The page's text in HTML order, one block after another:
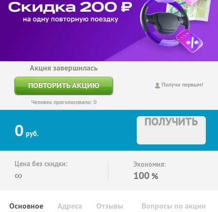
Получи первым!
Акция завершилась
ПОВТОРИТЬ АКЦИЮ
Человек проголосовало: 0
0 руб.
ПОЛУЧИТЬ
Цена без скидки:
∞
Экономия:
100 %
Основное Отзывы Вопросы по акции
Адреса